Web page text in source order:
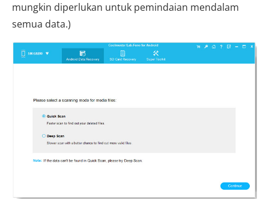
mungkin diperlukan untuk pemindaian mendalam
semua data.)